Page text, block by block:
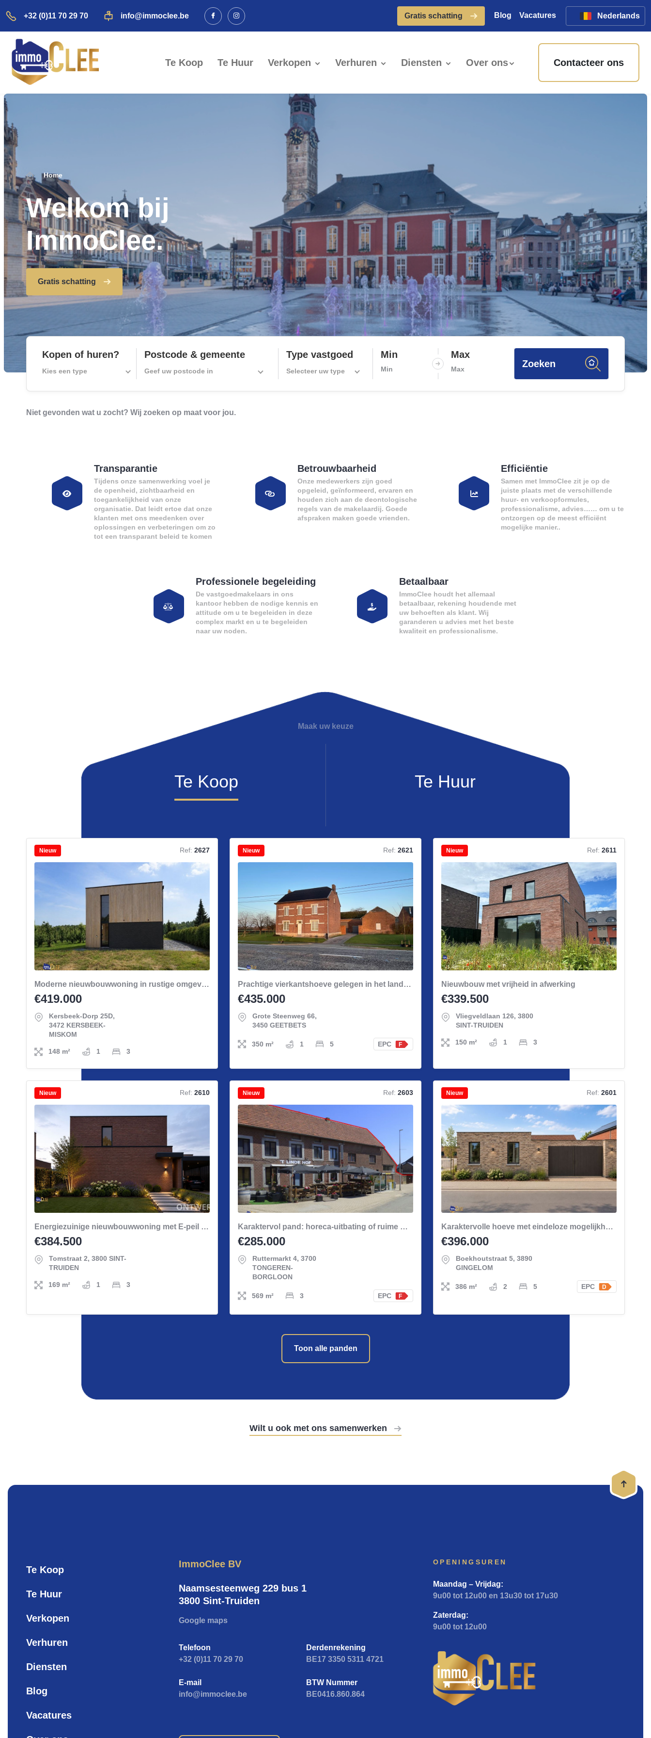
+32 (0)11 70 29 70 info@immoclee.be Gratis schatting Blog Vacatures Nederlands
Contacteer ons
Te Koop Te Huur Verkopen Verhuren Diensten Over ons
Home
Welkom bij
ImmoClee.
Gratis schatting
Kopen of huren?
Kies een type
Postcode & gemeente
Geef uw postcode in
Type vastgoed
Selecteer uw type
Min
Max
Zoeken
Niet gevonden wat u zocht? Wij zoeken op maat voor jou.
Transparantie
Tijdens onze samenwerking voel je
de openheid, zichtbaarheid en
toegankelijkheid van onze
organisatie. Dat leidt ertoe dat onze
klanten met ons meedenken over
oplossingen en verbeteringen om zo
tot een transparant beleid te komen
Betrouwbaarheid
Onze medewerkers zijn goed
opgeleid, geïnformeerd, ervaren en
houden zich aan de deontologische
regels van de makelaardij. Goede
afspraken maken goede vrienden.
Efficiëntie
Samen met ImmoClee zit je op de
juiste plaats met de verschillende
huur- en verkoopformules,
professionalisme, advies…… om u te
ontzorgen op de meest efficiënt
mogelijke manier..
Professionele begeleiding
De vastgoedmakelaars in ons
kantoor hebben de nodige kennis en
attitude om u te begeleiden in deze
complex markt en u te begeleiden
naar uw noden.
Betaalbaar
ImmoClee houdt het allemaal
betaalbaar, rekening houdende met
uw behoeften als klant. Wij
garanderen u advies met het beste
kwaliteit en professionalisme.
Maak uw keuze
Te Koop Te Huur
Nieuw Ref: 2627
Moderne nieuwbouwwoning in rustige omgeving
€419.000
Kersbeek-Dorp 25D,
3472 KERSBEEK-
MISKOM
148 m² 1 3
Nieuw Ref: 2621
Prachtige vierkantshoeve gelegen in het landelijke Geetbets.
€435.000
Grote Steenweg 66,
3450 GEETBETS
350 m² 1 5 EPC F
Nieuw Ref: 2611
Nieuwbouw met vrijheid in afwerking
€339.500
Vliegveldlaan 126, 3800
SINT-TRUIDEN
150 m² 1 3
Nieuw Ref: 2610
Energiezuinige nieuwbouwwoning met E-peil E40
€384.500
Tomstraat 2, 3800 SINT-
TRUIDEN
169 m² 1 3
Nieuw Ref: 2603
Karaktervol pand: horeca-uitbating of ruime woning
€285.000
Ruttermarkt 4, 3700
TONGEREN-
BORGLOON
569 m² 3 EPC F
Nieuw Ref: 2601
Karaktervolle hoeve met eindeloze mogelijkheden in het groen.
€396.000
Boekhoutstraat 5, 3890
GINGELOM
386 m² 2 5 EPC D
Toon alle panden
Wilt u ook met ons samenwerken
Te Koop
Te Huur
Verkopen
Verhuren
Diensten
Blog
Vacatures
ImmoClee BV
Naamsesteenweg 229 bus 1
3800 Sint-Truiden
Google maps
Telefoon
+32 (0)11 70 29 70
Derdenrekening
BE17 3350 5311 4721
E-mail
info@immoclee.be
BTW Nummer
BE0416.860.864
OPENINGSUREN
Maandag – Vrijdag:
9u00 tot 12u00 en 13u30 tot 17u30
Zaterdag:
9u00 tot 12u00